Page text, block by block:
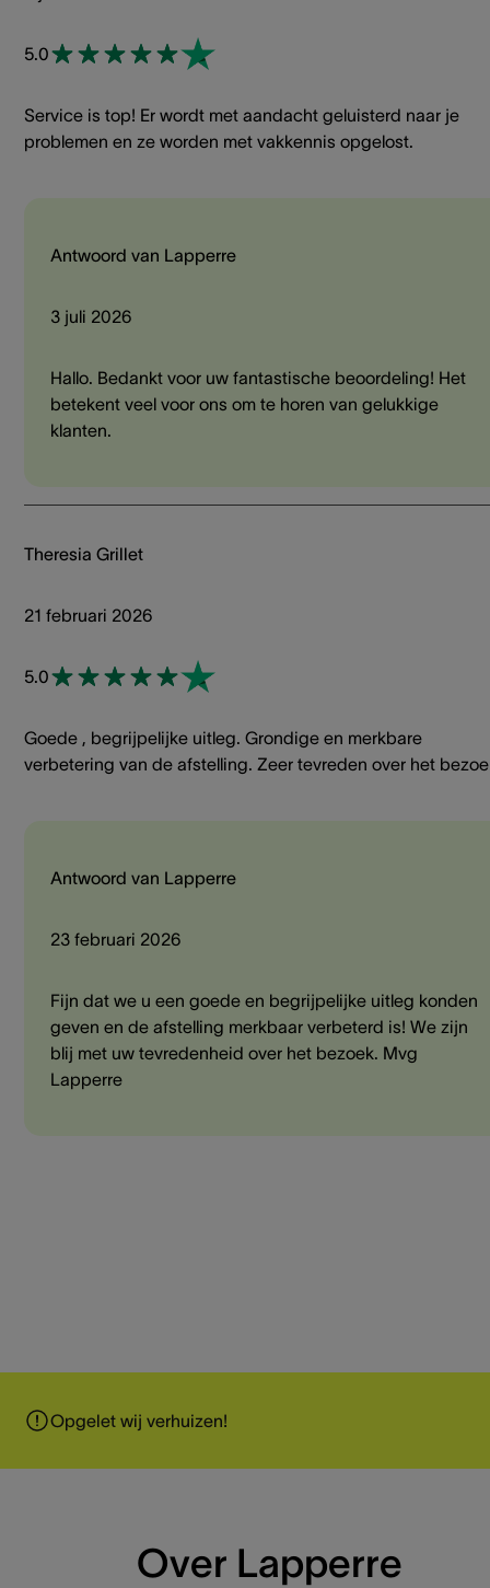
5.0
Service is top! Er wordt met aandacht geluisterd naar je
problemen en ze worden met vakkennis opgelost.
Antwoord van Lapperre
3 juli 2026
Hallo. Bedankt voor uw fantastische beoordeling! Het
betekent veel voor ons om te horen van gelukkige
klanten.
Theresia Grillet
21 februari 2026
5.0
Goede , begrijpelijke uitleg. Grondige en merkbare
verbetering van de afstelling. Zeer tevreden over het
Antwoord van Lapperre
23 februari 2026
Fijn dat we u een goede en begrijpelijke uitleg konden
geven en de afstelling merkbaar verbeterd is! We zijn
blij met uw tevredenheid over het bezoek. Mvg
Lapperre
Opgelet wij verhuizen!
Over Lapperre